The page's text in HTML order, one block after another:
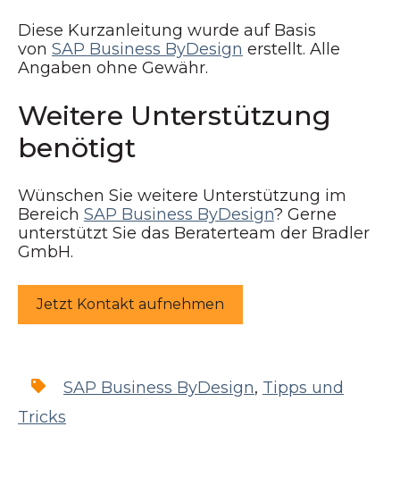
Diese Kurzanleitung wurde auf Basis
von SAP Business ByDesign erstellt. Alle
Angaben ohne Gewähr.
Weitere Unterstützung
benötigt
Wünschen Sie weitere Unterstützung im
Bereich SAP Business ByDesign? Gerne
unterstützt Sie das Beraterteam der Bradler
GmbH.
Jetzt Kontakt aufnehmen
SAP Business ByDesign, Tipps und
Tricks